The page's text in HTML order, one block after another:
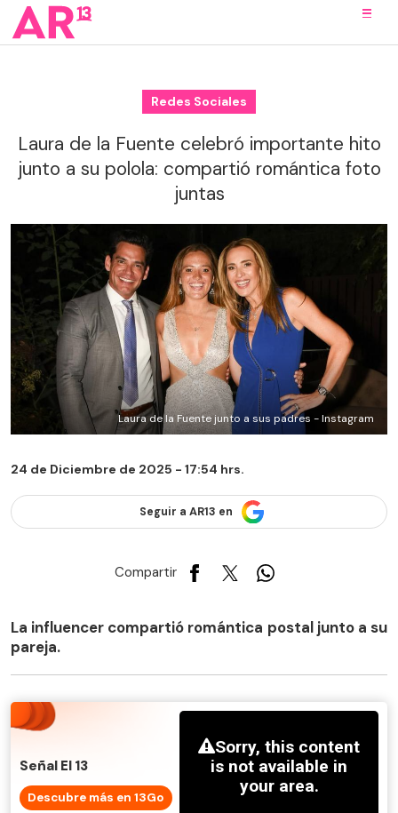
Redes Sociales
Laura de la Fuente celebró importante hito
junto a su polola: compartió romántica foto
juntas
Laura de la Fuente junto a sus padres - Instagram
24 de Diciembre de 2025 - 17:54 hrs.
Seguir a AR13 en
Compartir
La influencer compartió romántica postal junto a su
pareja.
Señal El 13
Descubre más en 13Go